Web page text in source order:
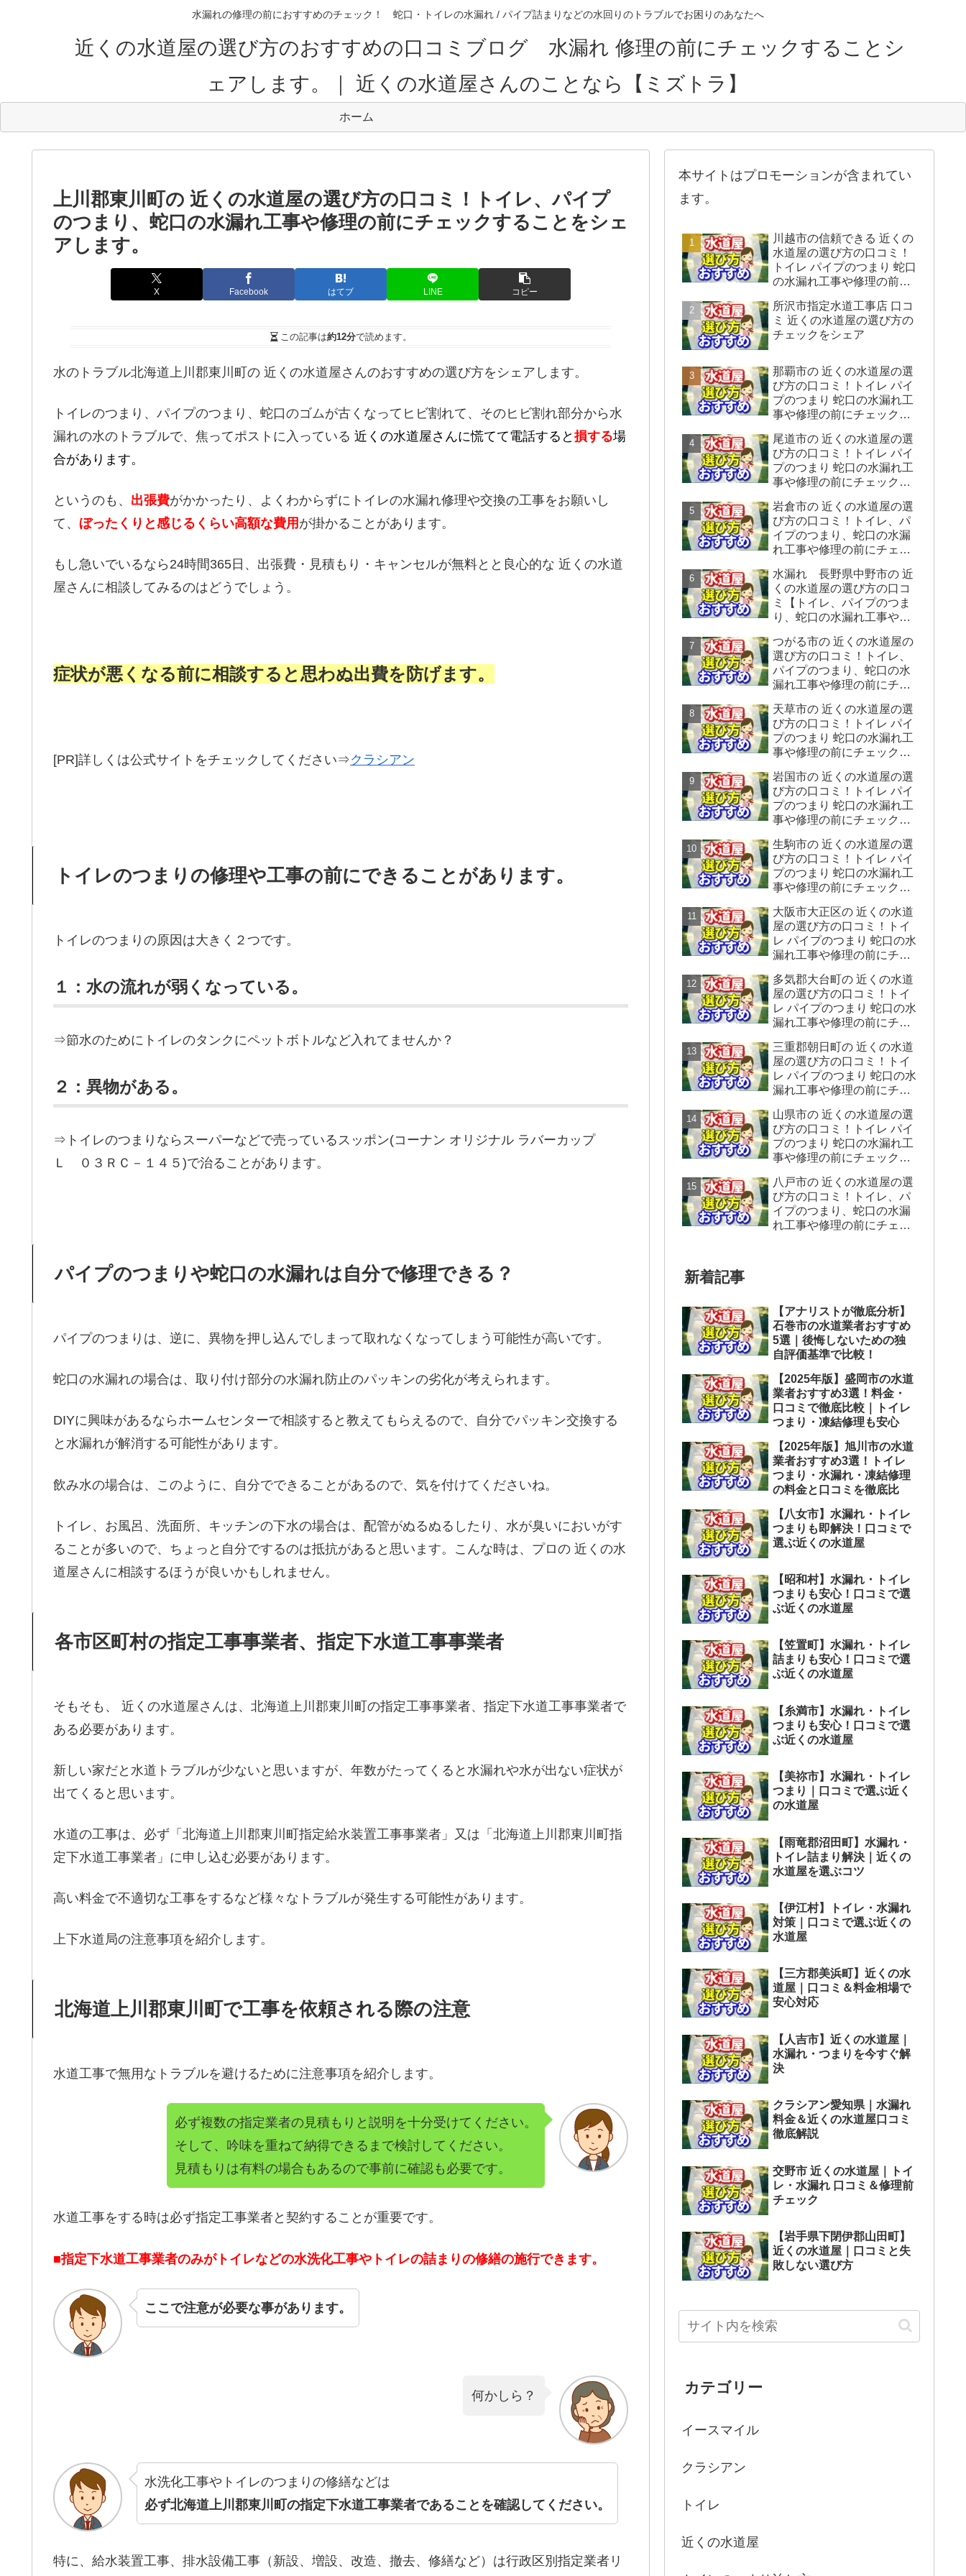
水漏れの修理の前におすすめのチェック！ 蛇口・トイレの水漏れ / パイプ詰まりなどの水回りのトラブルでお困りのあなたへ
近くの水道屋の選び方のおすすめの口コミブログ 水漏れ 修理の前にチェックすることシ
ェアします。｜ 近くの水道屋さんのことなら【ミズトラ】
ホーム
上川郡東川町の 近くの水道屋の選び方の口コミ！トイレ、パイプ
のつまり、蛇口の水漏れ工事や修理の前にチェックすることをシェ
アします。
X Facebook はてブ LINE コピー
この記事は約12分で読めます。
水のトラブル北海道上川郡東川町の 近くの水道屋さんのおすすめの選び方をシェアします。
トイレのつまり、パイプのつまり、蛇口のゴムが古くなってヒビ割れて、そのヒビ割れ部分から水
漏れの水のトラブルで、焦ってポストに入っている 近くの水道屋さんに慌てて電話すると 損する場
合があります。
というのも、 出張費がかかったり、よくわからずにトイレの水漏れ修理や交換の工事をお願いし
て、 ぼったくりと感じるくらい高額な費用 が掛かることがあります。
もし急いでいるなら24時間365日、出張費・見積もり・キャンセルが無料とと良心的な 近くの水道
屋さんに相談してみるのはどうでしょう。
症状が悪くなる前に相談すると思わぬ出費を防げます。
[PR]詳しくは公式サイトをチェックしてください⇒クラシアン
トイレのつまりの修理や工事の前にできることがあります。
トイレのつまりの原因は大きく２つです。
１：水の流れが弱くなっている。
⇒節水のためにトイレのタンクにペットボトルなど入れてませんか？
２：異物がある。
⇒トイレのつまりならスーパーなどで売っているスッポン(コーナン オリジナル ラバーカップ
Ｌ ０３ＲＣ－１４５)で治ることがあります。
パイプのつまりや蛇口の水漏れは自分で修理できる？
パイプのつまりは、逆に、異物を押し込んでしまって取れなくなってしまう可能性が高いです。
蛇口の水漏れの場合は、取り付け部分の水漏れ防止のパッキンの劣化が考えられます。
DIYに興味があるならホームセンターで相談すると教えてもらえるので、自分でパッキン交換する
と水漏れが解消する可能性があります。
飲み水の場合は、このように、自分でできることがあるので、気を付けてくださいね。
トイレ、お風呂、洗面所、キッチンの下水の場合は、配管がぬるぬるしたり、水が臭いにおいがす
ることが多いので、ちょっと自分でするのは抵抗があると思います。こんな時は、プロの 近くの水
道屋さんに相談するほうが良いかもしれません。
各市区町村の指定工事事業者、指定下水道工事事業者
そもそも、 近くの水道屋さんは、北海道上川郡東川町の指定工事事業者、指定下水道工事事業者で
ある必要があります。
新しい家だと水道トラブルが少ないと思いますが、年数がたってくると水漏れや水が出ない症状が
出てくると思います。
水道の工事は、必ず「北海道上川郡東川町指定給水装置工事事業者」又は「北海道上川郡東川町指
定下水道工事業者」に申し込む必要があります。
高い料金で不適切な工事をするなど様々なトラブルが発生する可能性があります。
上下水道局の注意事項を紹介します。
北海道上川郡東川町で工事を依頼される際の注意
水道工事で無用なトラブルを避けるために注意事項を紹介します。
必ず複数の指定業者の見積もりと説明を十分受けてください。
そして、吟味を重ねて納得できるまで検討してください。
見積もりは有料の場合もあるので事前に確認も必要です。
水道工事をする時は必ず指定工事業者と契約することが重要です。
■指定下水道工事業者のみがトイレなどの水洗化工事やトイレの詰まりの修繕の施行できます。
ここで注意が必要な事があります。
何かしら？
水洗化工事やトイレのつまりの修繕などは
必ず北海道上川郡東川町の指定下水道工事業者であることを確認してください。
特に、給水装置工事、排水設備工事（新設、増設、改造、撤去、修繕など）は行政区別指定業者リ
本サイトはプロモーションが含まれてい
ます。
川越市の信頼できる 近くの
水道屋の選び方の口コミ！
トイレ パイプのつまり 蛇口
の水漏れ工事や修理の前に
します。
所沢市指定水道工事店 口コ
ミ 近くの水道屋の選び方の
チェックをシェア
那覇市の 近くの水道屋の選
び方の口コミ！トイレ パイ
プのつまり 蛇口の水漏れ工
事や修理の前にチェックす
尾道市の 近くの水道屋の選
び方の口コミ！トイレ パイ
プのつまり 蛇口の水漏れ工
事や修理の前にチェックす
岩倉市の 近くの水道屋の選
び方の口コミ！トイレ、パ
イプのつまり、蛇口の水漏
れ工事や修理の前にチェッ
す。
水漏れ 長野県中野市の 近
くの水道屋の選び方の口コ
ミ【トイレ、パイプのつま
り、蛇口の水漏れ工事や修
をシェアします】
つがる市の 近くの水道屋の
選び方の口コミ！トイレ、
パイプのつまり、蛇口の水
漏れ工事や修理の前にチェ
す。
天草市の 近くの水道屋の選
び方の口コミ！トイレ パイ
プのつまり 蛇口の水漏れ工
事や修理の前にチェックす
岩国市の 近くの水道屋の選
び方の口コミ！トイレ パイ
プのつまり 蛇口の水漏れ工
事や修理の前にチェックす
生駒市の 近くの水道屋の選
び方の口コミ！トイレ パイ
プのつまり 蛇口の水漏れ工
事や修理の前にチェックす
大阪市大正区の 近くの水道
屋の選び方の口コミ！トイ
レ パイプのつまり 蛇口の水
漏れ工事や修理の前にチェ
す。
多気郡大台町の 近くの水道
屋の選び方の口コミ！トイ
レ パイプのつまり 蛇口の水
漏れ工事や修理の前にチェ
す。
三重郡朝日町の 近くの水道
屋の選び方の口コミ！トイ
レ パイプのつまり 蛇口の水
漏れ工事や修理の前にチェ
す。
山県市の 近くの水道屋の選
び方の口コミ！トイレ パイ
プのつまり 蛇口の水漏れ工
事や修理の前にチェックす
八戸市の 近くの水道屋の選
び方の口コミ！トイレ、パ
イプのつまり、蛇口の水漏
れ工事や修理の前にチェッ
新着記事
【アナリストが徹底分析】
石巻市の水道業者おすすめ
5選｜後悔しないための独
自評価基準で比較！
【2025年版】盛岡市の水道
業者おすすめ3選！料金・
口コミで徹底比較｜トイレ
つまり・凍結修理も安心
【2025年版】旭川市の水道
業者おすすめ3選！トイレ
つまり・水漏れ・凍結修理
の料金と口コミを徹底比
【八女市】水漏れ・トイレ
つまりも即解決！口コミで
選ぶ近くの水道屋
【昭和村】水漏れ・トイレ
つまりも安心！口コミで選
ぶ近くの水道屋
【笠置町】水漏れ・トイレ
詰まりも安心！口コミで選
ぶ近くの水道屋
【糸満市】水漏れ・トイレ
つまりも安心！口コミで選
ぶ近くの水道屋
【美祢市】水漏れ・トイレ
つまり｜口コミで選ぶ近く
の水道屋
【雨竜郡沼田町】水漏れ・
トイレ詰まり解決｜近くの
水道屋を選ぶコツ
【伊江村】トイレ・水漏れ
対策｜口コミで選ぶ近くの
水道屋
【三方郡美浜町】近くの水
道屋｜口コミ＆料金相場で
安心対応
【人吉市】近くの水道屋｜
水漏れ・つまりを今すぐ解
決
クラシアン愛知県｜水漏れ
料金＆近くの水道屋口コミ
徹底解説
交野市 近くの水道屋｜トイ
レ・水漏れ 口コミ＆修理前
チェック
【岩手県下閉伊郡山田町】
近くの水道屋｜口コミと失
敗しない選び方
カテゴリー
イースマイル
クラシアン
トイレ
近くの水道屋